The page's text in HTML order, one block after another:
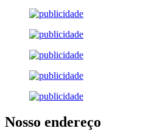
Nosso endereço